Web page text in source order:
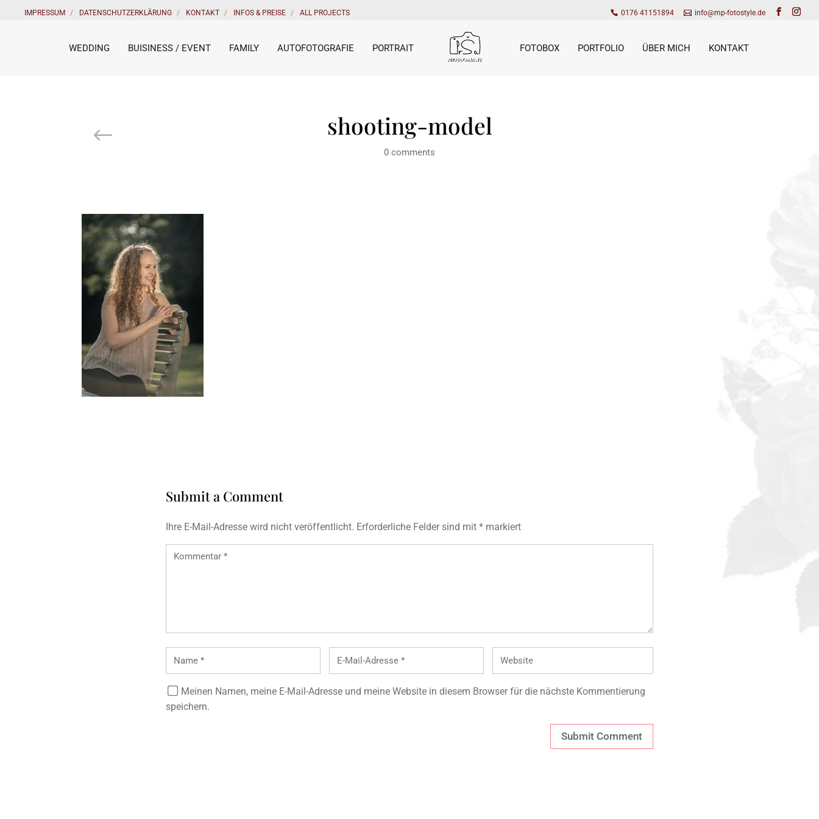
0176 41151894 info@mp-fotostyle.de
IMPRESSUM DATENSCHUTZERKLÄRUNG KONTAKT INFOS & PREISE ALL PROJECTS
WEDDING BUISINESS / EVENT FAMILY AUTOFOTOGRAFIE PORTRAIT FOTOBOX PORTFOLIO ÜBER MICH KONTAKT
shooting-model
0 comments
Submit a Comment
Ihre E-Mail-Adresse wird nicht veröffentlicht. Erforderliche Felder sind mit * markiert
Meinen Namen, meine E-Mail-Adresse und meine Website in diesem Browser für die nächste Kommentierung
speichern.